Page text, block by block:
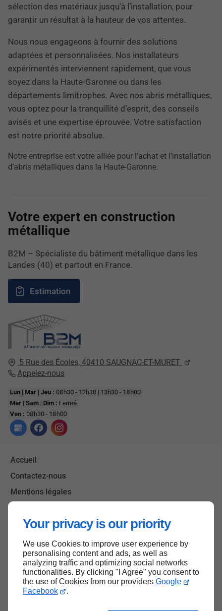
Your privacy is our priority
We use Cookies to improve user experience by
personalising content and ads, as well as
analyzing traffic and optimizing social networks
functionalities. By clicking "I Agree" you consent to
the use of Cookies from our providers Google
Facebook
.
sélection des matériaux jusqu’à l’installation, pour
garantir un résultat à la hauteur de vos attentes.
Nous nous engageons à fournir des solutions
adaptées et personnalisées. Nos installateurs
expérimentés interviennent rapidement, que vous
soyez dans la Haute-Garonne ou dans les
départements limitrophes. Avec nos abris métalliques,
vous optez pour la tranquillité d’esprit, des conseils
avisés et une expertise éprouvée. Votre satisfaction
est notre priorité absolue.
Notre entreprise est votre alliée pour l’achat et l’installation
d’abris métalliques dans la Haute-Garonne.
5 Rue des Écoles, 40410 SAUGNAC-ET-MURET
Appelez-nous
Lun | Mar | Jeu : 08h30 - 12h30 | 13h30 - 18h00
Mer | Sam | Dim : Fermé
Ven : 08h30 - 18h00
Accueil
Contactez-nous
Mentions légales
Votre expert en construction
métallique
B2M – Spécialiste du bâtiment métallique dans les
Landes (40) et partout en France.
Estimation
Haut de page